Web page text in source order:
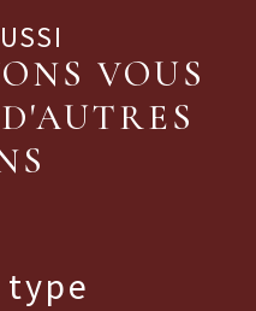
VOUS
type